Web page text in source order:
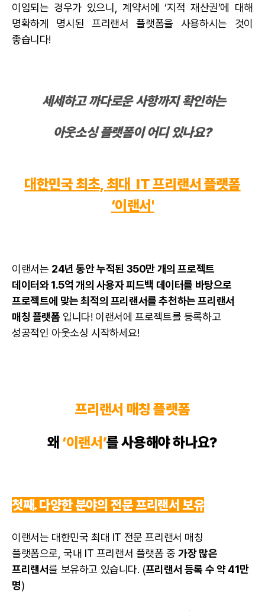
이임되는 경우가 있으니, 계약서에 ‘지적 재산권’에 대해
명확하게 명시된프리랜서 플랫폼을 사용하시는 것이
좋습니다!
세세하고 까다로운 사항까지 확인하는
아웃소싱 플랫폼이 어디 있나요?
대한민국 최초, 최대 IT프리랜서 플랫폼
‘이랜서'
이랜서는 24년 동안 누적된 350만 개의 프로젝트
데이터와 1.5억 개의 사용자 피드백 데이터를 바탕으로
프로젝트에 맞는 최적의 프리랜서를 추천하는 프리랜서
매칭 플랫폼 입니다! 이랜서에 프로젝트를 등록하고
성공적인 아웃소싱 시작하세요!
프리랜서 매칭 플랫폼
왜 ‘이랜서’를 사용해야 하나요?
첫째. 다양한 분야의 전문 프리랜서 보유
이랜서는 대한민국 최대 IT 전문 프리랜서 매칭
플랫폼으로, 국내 IT 프리랜서 플랫폼 중가장 많은
프리랜서를 보유하고 있습니다. (프리랜서 등록 수 약 41만
명)